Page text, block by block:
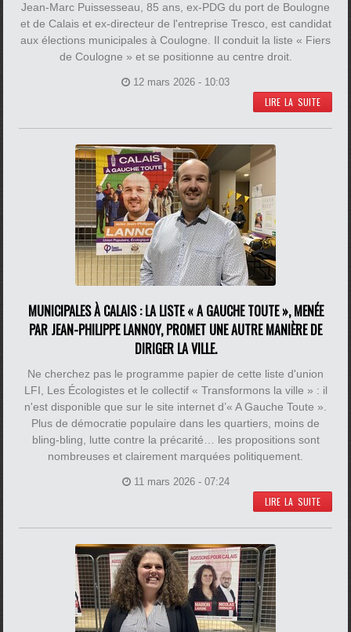
Jean-Marc Puissesseau, 85 ans, ex-PDG du port de Boulogne
et de Calais et ex-directeur de l'entreprise Tresco, est candidat
aux élections municipales à Coulogne. Il conduit la liste « Fiers
de Coulogne » et se positionne au centre droit.
12 mars 2026 - 10:03
LIRE LA SUITE
MUNICIPALES À CALAIS : LA LISTE « A GAUCHE TOUTE », MENÉE
PAR JEAN-PHILIPPE LANNOY, PROMET UNE AUTRE MANIÈRE DE
DIRIGER LA VILLE.
Ne cherchez pas le programme papier de cette liste d'union
LFI, Les Écologistes et le collectif « Transformons la ville » : il
n'est disponible que sur le site internet d’« A Gauche Toute ».
Plus de démocratie populaire dans les quartiers, moins de
bling-bling, lutte contre la précarité… les propositions sont
nombreuses et clairement marquées politiquement.
11 mars 2026 - 07:24
LIRE LA SUITE